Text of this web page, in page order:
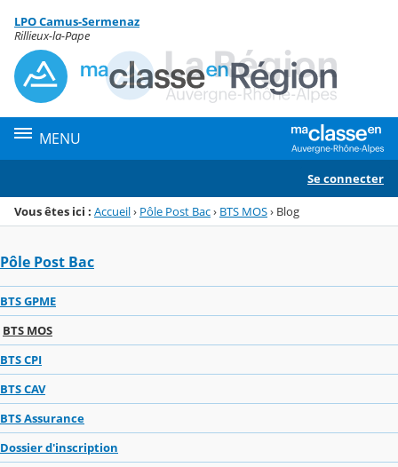
Menu de la rubrique
Contenu
LPO Camus-Sermenaz
Rillieux-la-Pape
MENU
Se connecter
Vous êtes ici : Accueil› Pôle Post Bac› BTS MOS› Blog
Pôle Post Bac
BTS GPME
BTS MOS
BTS CPI
BTS CAV
BTS Assurance
Dossier d'inscription